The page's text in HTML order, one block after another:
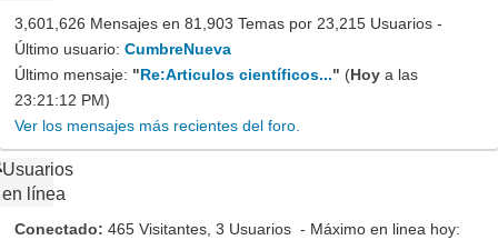
3,601,626 Mensajes en 81,903 Temas por 23,215 Usuarios -
Último usuario: CumbreNueva
Último mensaje: "Re:Articulos científicos..." (Hoy a las
23:21:12 PM)
Ver los mensajes más recientes del foro.
Usuarios
en línea
Conectado: 465 Visitantes, 3 Usuarios - Máximo en linea hoy: